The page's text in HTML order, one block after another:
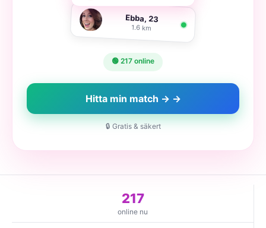
Ebba, 23
1.6 km
🟢 217 online
Hitta min match → →
🔒 Gratis & säkert
217
online nu